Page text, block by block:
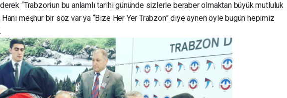
“Trabzon’un bu anlamlı tarihi gününde sizlerle beraber olmaktan büyük mutluluk
meşhur bir söz var ya “Bize Her Yer Trabzon” diye aynen öyle bugün hepimiz